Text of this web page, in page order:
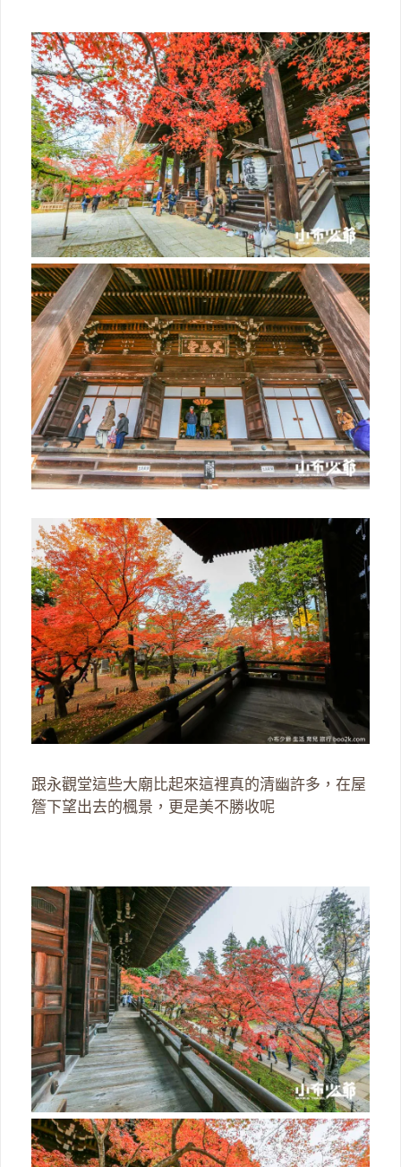
跟永觀堂這些大廟比起來這裡真的清幽許多，在屋
簷下望出去的楓景，更是美不勝收呢